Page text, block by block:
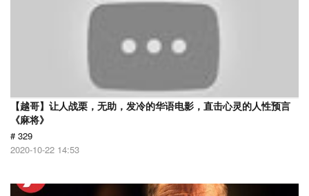
【越哥】让人战栗，无助，发冷的华语电影，直击心灵的人性预言
《麻将》
# 329
2020-10-22 14:53